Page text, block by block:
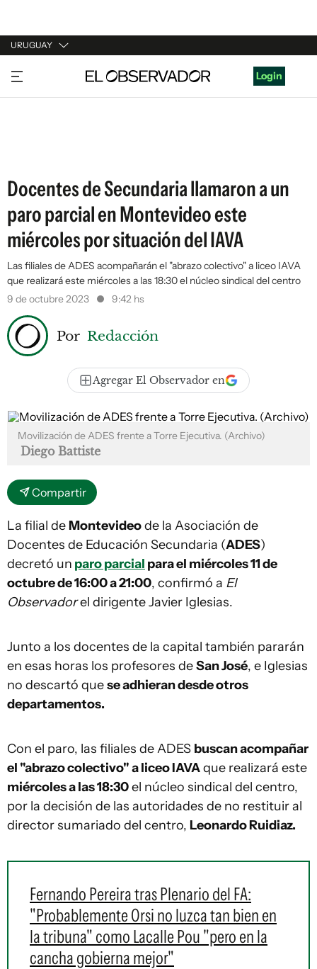
URUGUAY
URUGUAY
ARGENTINA
Login
Docentes de Secundaria llamaron a un
paro parcial en Montevideo este
miércoles por situación del IAVA
Las filiales de ADES acompañarán el "abrazo colectivo" a liceo IAVA
que realizará este miércoles a las 18:30 el núcleo sindical del centro
9 de octubre 2023
9:42 hs
Por Redacción
Agregar El Observador en
Movilización de ADES frente a Torre Ejecutiva. (Archivo)
Diego Battiste
Compartir
La filial de Montevideode la Asociación de
Docentes de Educación Secundaria (ADES)
decretó un paro parcial para el miércoles 11 de
octubre de 16:00 a 21:00, confirmó a El
Observadorel dirigente Javier Iglesias.
Junto a los docentes de la capital también pararán
en esas horas los profesores deSan José, e Iglesias
no descartó quese adhieran desde otros
departamentos.
Con el paro, las filiales de ADES buscan acompañar
el "abrazo colectivo" a liceo IAVAque realizará este
miércoles a las 18:30el núcleo sindical del centro,
por la decisión de las autoridades de no restituir al
director sumariado del centro, Leonardo Ruidiaz.
Fernando Pereira tras Plenario del FA:
"Probablemente Orsi no luzca tan bien en
la tribuna" como Lacalle Pou "pero en la
cancha gobierna mejor"